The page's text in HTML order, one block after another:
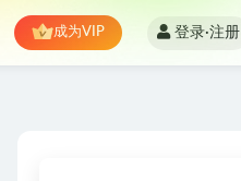
成为VIP 登录·注册